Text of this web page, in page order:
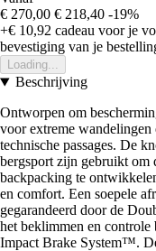
€ 270,00 € 218,40 -19%
+€ 10,92 cadeau voor je
bevestiging van je
Loading...
Beschrijving
Ontworpen om
voor extreme
technische passages. De
bergsport zijn gebruikt om
backpacking te
en comfort. Een soepele
gegarandeerd door de
het beklimmen en
Impact Brake System™.